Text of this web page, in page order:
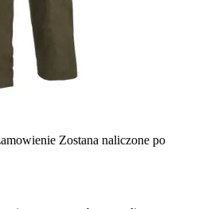
Zostana naliczone po